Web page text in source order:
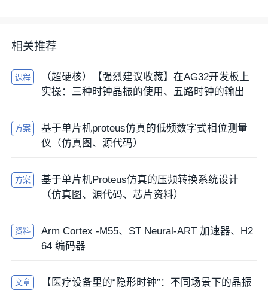
相关推荐
课程
（超硬核）【强烈建议收藏】在AG32开发板上
实操：三种时钟晶振的使用、五路时钟的输出
方案
基于单片机proteus仿真的低频数字式相位测量
仪（仿真图、源代码）
方案
基于单片机Proteus仿真的压频转换系统设计
（仿真图、源代码、芯片资料）
资料
Arm Cortex -M55、ST Neural-ART 加速器、H2
64 编码器
文章 【医疗设备里的“隐形时钟”：不同场景下的晶振